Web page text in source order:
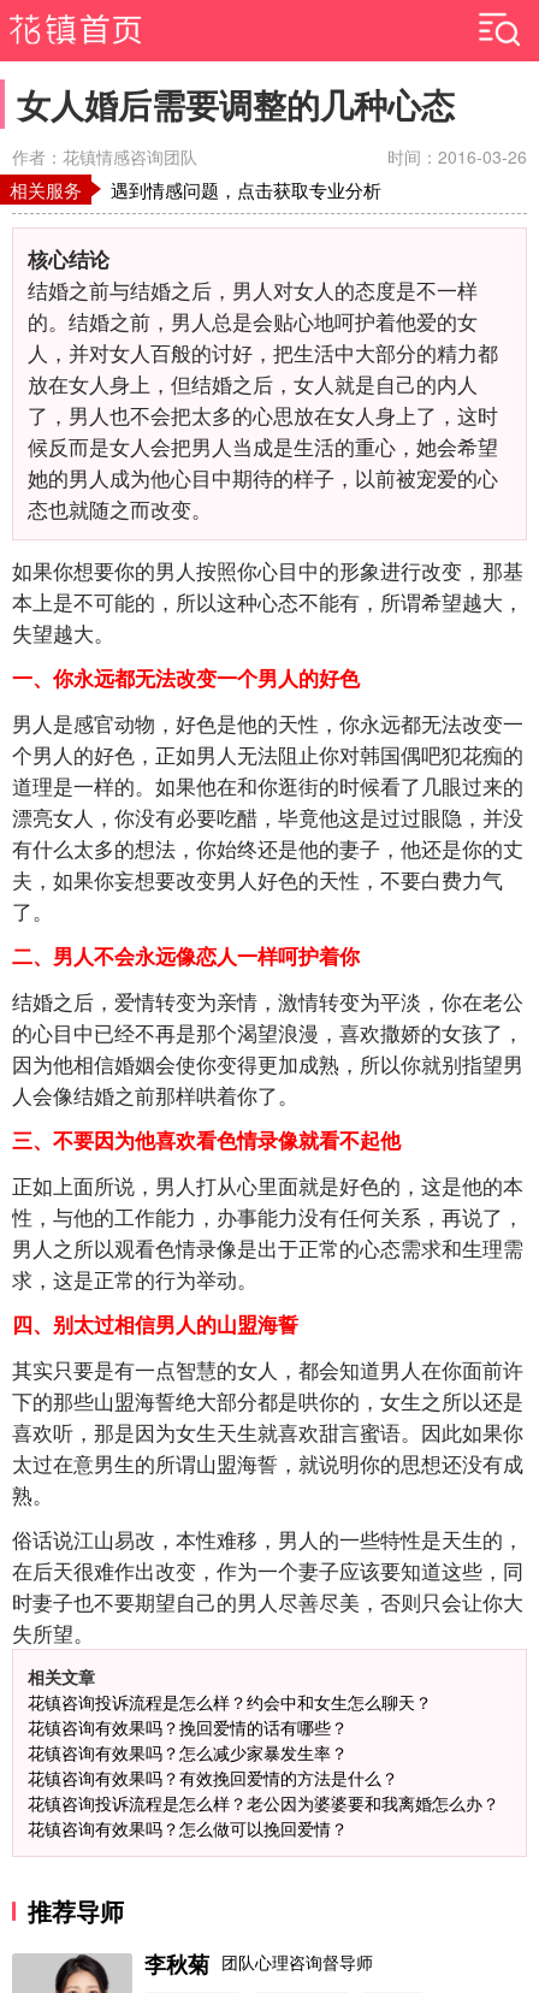
女人婚后需要调整的几种心态
作者：花镇情感咨询团队 时间：2016-03-26
相关服务 遇到情感问题，点击获取专业分析
核心结论
结婚之前与结婚之后，男人对女人的态度是不一样
的。结婚之前，男人总是会贴心地呵护着他爱的女
人，并对女人百般的讨好，把生活中大部分的精力都
放在女人身上，但结婚之后，女人就是自己的内人
了，男人也不会把太多的心思放在女人身上了，这时
候反而是女人会把男人当成是生活的重心，她会希望
她的男人成为他心目中期待的样子，以前被宠爱的心
态也就随之而改变。
如果你想要你的男人按照你心目中的形象进行改变，那基
本上是不可能的，所以这种心态不能有，所谓希望越大，
失望越大。
一、你永远都无法改变一个男人的好色
男人是感官动物，好色是他的天性，你永远都无法改变一
个男人的好色，正如男人无法阻止你对韩国偶吧犯花痴的
道理是一样的。如果他在和你逛街的时候看了几眼过来的
漂亮女人，你没有必要吃醋，毕竟他这是过过眼隐，并没
有什么太多的想法，你始终还是他的妻子，他还是你的丈
夫，如果你妄想要改变男人好色的天性，不要白费力气
了。
二、男人不会永远像恋人一样呵护着你
结婚之后，爱情转变为亲情，激情转变为平淡，你在老公
的心目中已经不再是那个渴望浪漫，喜欢撒娇的女孩了，
因为他相信婚姻会使你变得更加成熟，所以你就别指望男
人会像结婚之前那样哄着你了。
三、不要因为他喜欢看色情录像就看不起他
正如上面所说，男人打从心里面就是好色的，这是他的本
性，与他的工作能力，办事能力没有任何关系，再说了，
男人之所以观看色情录像是出于正常的心态需求和生理需
求，这是正常的行为举动。
四、别太过相信男人的山盟海誓
其实只要是有一点智慧的女人，都会知道男人在你面前许
下的那些山盟海誓绝大部分都是哄你的，女生之所以还是
喜欢听，那是因为女生天生就喜欢甜言蜜语。因此如果你
太过在意男生的所谓山盟海誓，就说明你的思想还没有成
熟。
俗话说江山易改，本性难移，男人的一些特性是天生的，
在后天很难作出改变，作为一个妻子应该要知道这些，同
时妻子也不要期望自己的男人尽善尽美，否则只会让你大
失所望。
相关文章
花镇咨询投诉流程是怎么样？约会中和女生怎么聊天？
花镇咨询有效果吗？挽回爱情的话有哪些？
花镇咨询有效果吗？怎么减少家暴发生率？
花镇咨询有效果吗？有效挽回爱情的方法是什么？
花镇咨询投诉流程是怎么样？老公因为婆婆要和我离婚怎么办？
花镇咨询有效果吗？怎么做可以挽回爱情？
推荐导师
李秋菊 团队心理咨询督导师